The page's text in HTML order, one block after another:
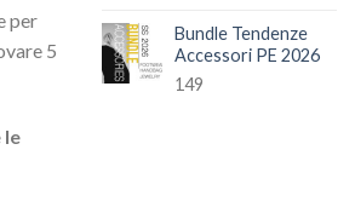
per
5
le
originale
era:
attuale
è:
Bundle Tendenze
Accessori PE 2026
149